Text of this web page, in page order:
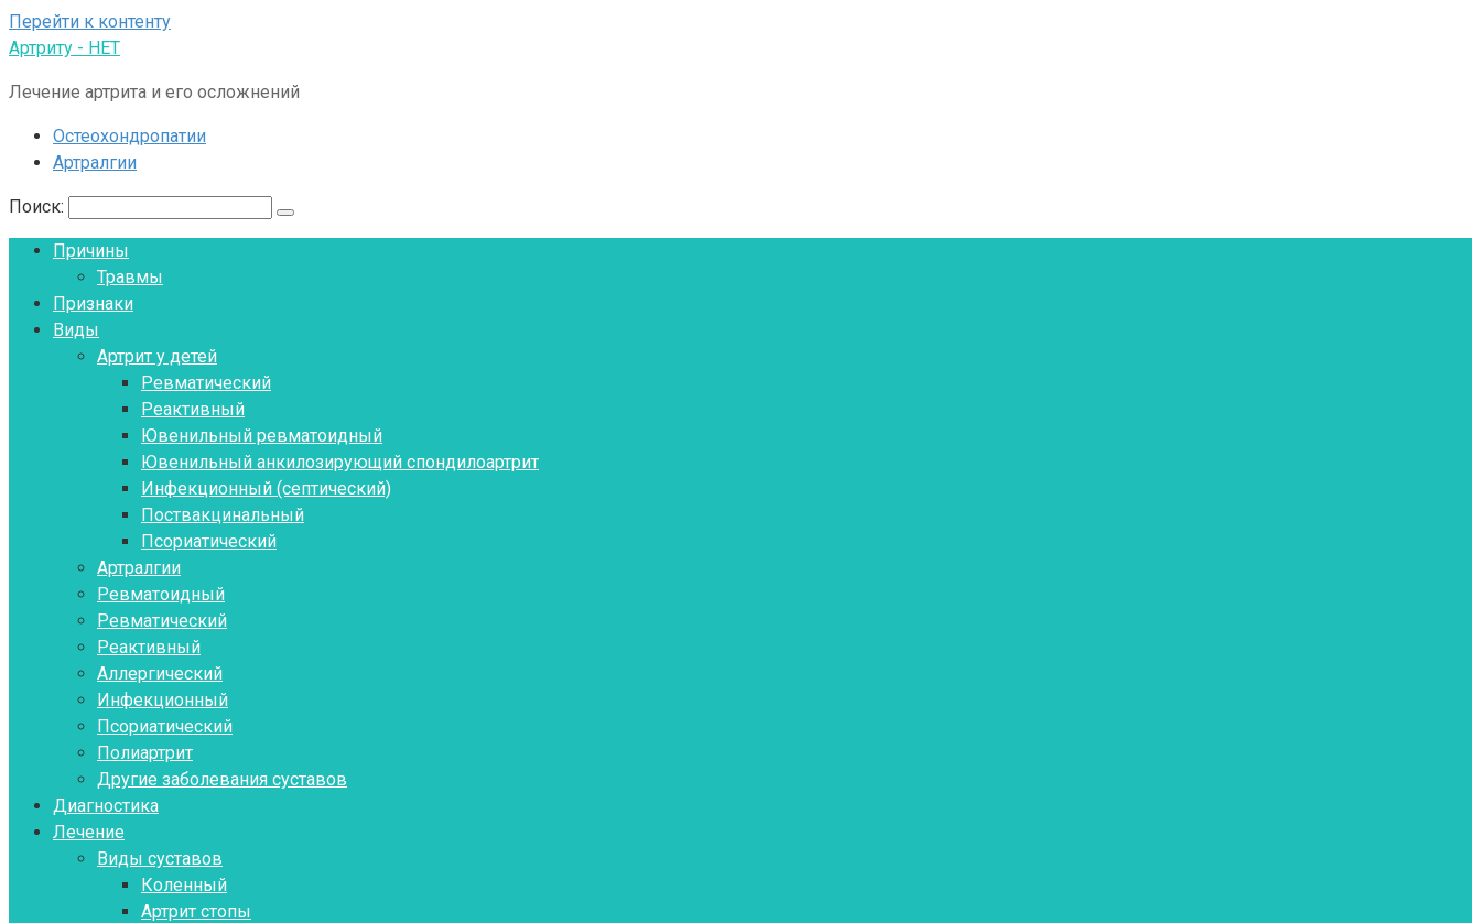
Перейти к контенту
Артриту - НЕТ
Лечение артрита и его осложнений
Остеохондропатии
Артралгии
Поиск:
Причины
Травмы
Признаки
Виды
Артрит у детей
Ревматический
Реактивный
Ювенильный ревматоидный
Ювенильный анкилозирующий спондилоартрит
Инфекционный (септический)
Поствакцинальный
Псориатический
Артралгии
Ревматоидный
Ревматический
Реактивный
Аллергический
Инфекционный
Псориатический
Полиартрит
Другие заболевания суставов
Диагностика
Лечение
Виды суставов
Коленный
Артрит стопы